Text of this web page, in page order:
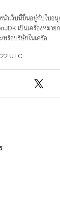
น้าเว็บนี้ขึ้นอยู่กับใบอ
เป็นเครื่องหมาย
รือบริษัทในเครือ
UTC